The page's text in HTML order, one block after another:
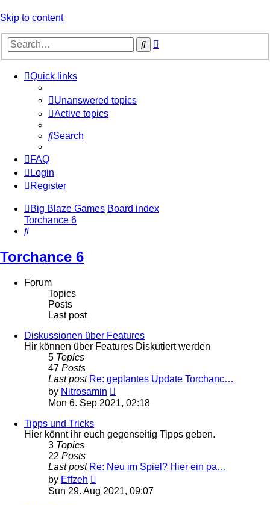
Skip to content
Search
Quick links
Unanswered topics
Active topics
Search
FAQ
Login
Register
Big Blaze Games Board index
Torchance 6
Search
Torchance 6
Forum
Topics
Posts
Last post
Diskussionen über Features
Hir können über Features Diskutiert werden
5 Topics
47 Posts
Last post Re: geplantes Update Torchanc…
by Nitrosamin
the
latest
Mon 6. Sep 2021, 02:18
Tipps und Tricks
Hier könnt ihr euch gegenseitig Tipps geben.
3 Topics
22 Posts
Last post Re: Neu im Spiel? Hier ein pa…
by Effzeh
the
latest
Sun 29. Aug 2021, 09:07